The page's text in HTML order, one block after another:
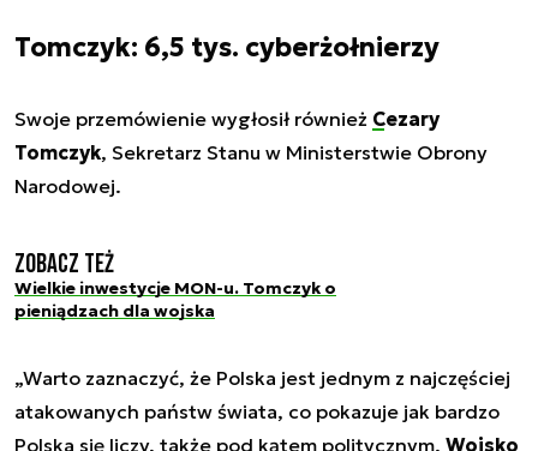
Tomczyk: 6,5 tys. cyberżołnierzy
Swoje przemówienie wygłosił również Cezary
Tomczyk, Sekretarz Stanu w Ministerstwie Obrony
Narodowej.
Zobacz też
Wielkie inwestycje MON-u. Tomczyk o
pieniądzach dla wojska
„Warto zaznaczyć, że Polska jest jednym z najczęściej
atakowanych państw świata, co pokazuje jak bardzo
Polska się liczy, także pod kątem politycznym. Wojsko